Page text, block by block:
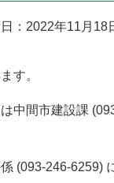
：2022年11月18
す。
中間市建設課
(093-246-6259)